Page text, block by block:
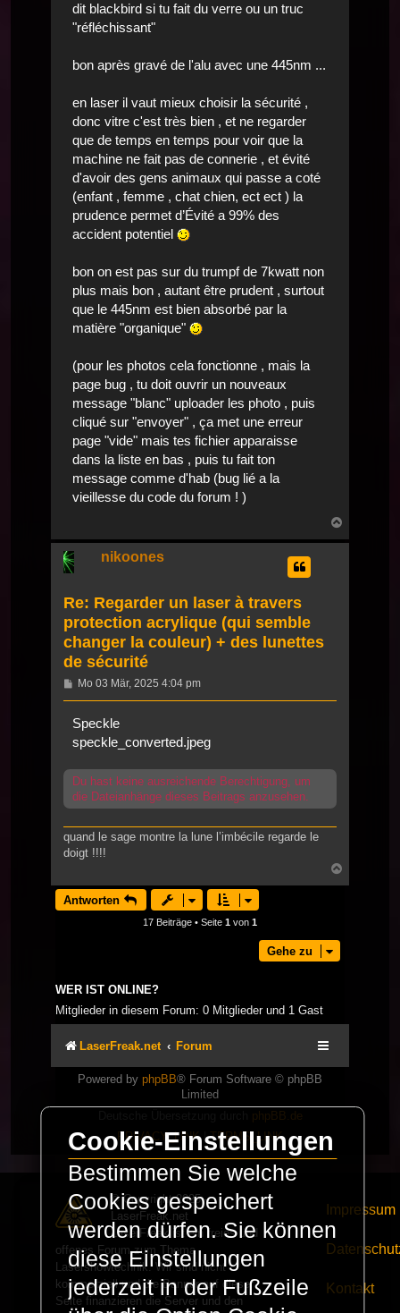
dit blackbird si tu fait du verre ou un truc
"réfléchissant"
bon après gravé de l'alu avec une 445nm ...
en laser il vaut mieux choisir la sécurité ,
donc vitre c'est très bien , et ne regarder
que de temps en temps pour voir que la
machine ne fait pas de connerie , et évité
d'avoir des gens animaux qui passe a coté
(enfant , femme , chat chien, ect ect ) la
prudence permet d’Évité a 99% des
accident potentiel
bon on est pas sur du trumpf de 7kwatt non
plus mais bon , autant être prudent , surtout
que le 445nm est bien absorbé par la
matière "organique"
(pour les photos cela fonctionne , mais la
page bug , tu doit ouvrir un nouveaux
message "blanc" uploader les photo , puis
cliqué sur "envoyer" , ça met une erreur
page "vide" mais tes fichier apparaisse
dans la liste en bas , puis tu fait ton
message comme d'hab (bug lié a la
vieillesse du code du forum ! )
oben
nikoones
Re: Regarder un laser à travers
protection acrylique (qui semble
changer la couleur) + des lunettes
de sécurité
Beitrag
Mo 03 Mär, 2025 4:04 pm
Speckle
speckle_converted.jpeg
Du hast keine ausreichende Berechtigung, um
die Dateianhänge dieses Beitrags anzusehen.
quand le sage montre la lune l’imbécile regarde le
doigt !!!!
oben
Antworten
17 Beiträge • Seite 1 von 1
Gehe zu
WER IST ONLINE?
Mitglieder in diesem Forum: 0 Mitglieder und 1 Gast
LaserFreak.net Forum
Powered by phpBB® Forum Software © phpBB
Limited
phpBB.de
PRIVACY_LINK|TERMS_LINK
© Copyright 2025 -
LaserFreak.net
LaserFreak ist ein freies und
offenes Forum zum Thema
Lasershowtechnik. Wir sind nicht
kommerziell und die Banner auf dieser
Seite finanzieren die Server und den
Impressum
Kontakt
Cookie-Einstellungen
Bestimmen Sie welche
Cookies gespeichert
werden dürfen. Sie können
diese Einstellungen
jederzeit in der Fußzeile